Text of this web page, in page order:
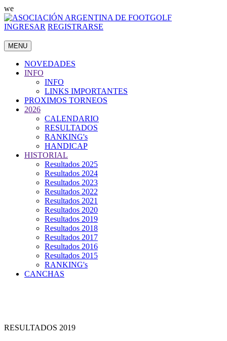
we
INGRESAR REGISTRARSE
MENU
NOVEDADES
INFO
INFO
LINKS IMPORTANTES
PROXIMOS TORNEOS
2026
CALENDARIO
RESULTADOS
RANKING's
HANDICAP
HISTORIAL
Resultados 2025
Resultados 2024
Resultados 2023
Resultados 2022
Resultados 2021
Resultados 2020
Resultados 2019
Resultados 2018
Resultados 2017
Resultados 2016
Resultados 2015
RANKING's
CANCHAS
RESULTADOS 2019